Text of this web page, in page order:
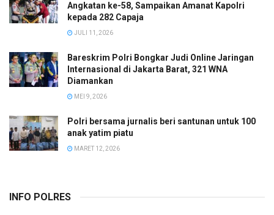
Angkatan ke-58, Sampaikan Amanat Kapolri
kepada 282 Capaja
JULI 11, 2026
Bareskrim Polri Bongkar Judi Online Jaringan
Internasional di Jakarta Barat, 321 WNA
Diamankan
MEI 9, 2026
Polri bersama jurnalis beri santunan untuk 100
anak yatim piatu
MARET 12, 2026
INFO POLRES